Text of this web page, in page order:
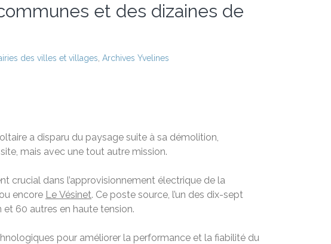
et des dizaines de
des villes et villages Archives Yvelines
a disparu du paysage suite à sa démolition,
mais avec une tout autre mission.
crucial dans l’approvisionnement électrique de la
ou encore Le Vésinet. Ce poste source, l’un des dix-sept
60 autres en haute tension.
pour améliorer la performance et la fiabilité du